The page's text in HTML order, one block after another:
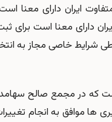
ایران دارای معنا
دارای معنا است
شرایط خاصی مجاز به
که در مجمع صالح
موافق به انجام